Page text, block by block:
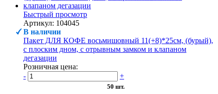
Быстрый просмотр
Артикул: 104045
В наличии
Пакет ДЛЯ КОФЕ восьмишовный 11(+8)*25см, (бурый),
с плоским дном, с отрывным замком и клапаном
дегазации
Розничная цена:
-
+
50 шт.